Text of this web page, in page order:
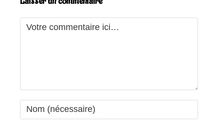
Comment
Enter
your